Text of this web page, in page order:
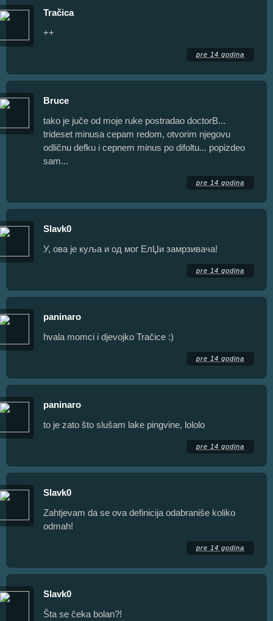
Tračica
++
pre 14 godina
Bruce
tako je juče od moje ruke postradao doctorB...
trideset minusa cepam redom, otvorim njegovu
odličnu defku i cepnem minus po difoltu... popizdeo
sam...
pre 14 godina
Slavk0
У, ова је куља и од мог ЕлЏи замрзивача!
pre 14 godina
paninaro
hvala momci i djevojko Tračice :)
pre 14 godina
paninaro
to je zato što slušam lake pingvine, lololo
pre 14 godina
Slavk0
Zahtjevam da se ova definicija odabraniše koliko
odmah!
pre 14 godina
Slavk0
Šta se čeka bolan?!